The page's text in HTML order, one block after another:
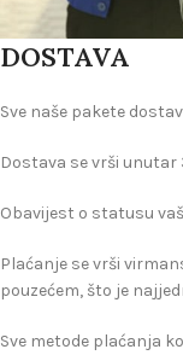
DOSTAVA
Sve naše pakete
Dostava se vrši unutar
Obavijest o statusu
Plaćanje se vrši
pouzećem, što je
Sve metode plaćanja